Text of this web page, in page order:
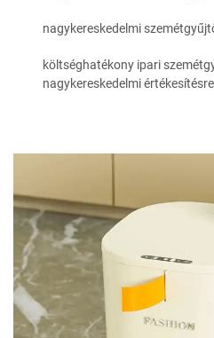
nagykereskedelmi
költséghatékony ipari
nagykereskedelmi értékesítésre